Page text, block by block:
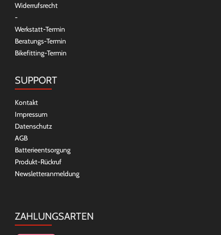
Widerrufsrecht
-
Werkstatt-Termin
Beratungs-Termin
Bikefitting-Termin
SUPPORT
Kontakt
Impressum
Datenschutz
AGB
Batterieentsorgung
Produkt-Rückruf
Newsletteranmeldung
ZAHLUNGSARTEN